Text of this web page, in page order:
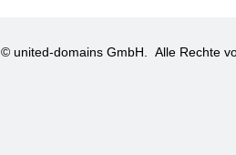
© united-domains GmbH. Alle Rechte